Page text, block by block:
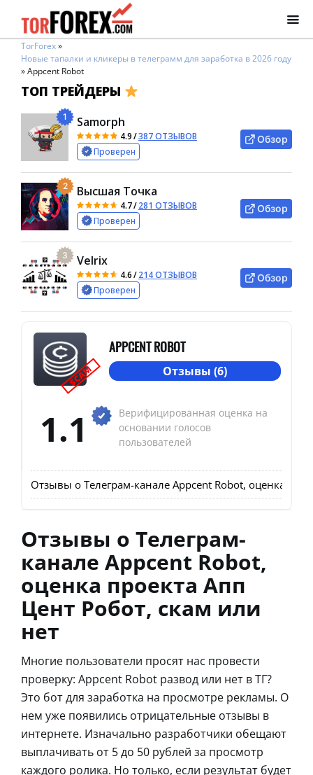
TorForex»
Новые тапалки и кликеры в телеграмм для заработка в 2026 году
»Appcent Robot
ТОП ТРЕЙДЕРЫ
1 Samorph
4.9/387 ОТЗЫВОВ
Проверен
Обзор
2 Высшая Точка
4.7/281 ОТЗЫВОВ
Проверен
Обзор
3 Velrix
4.6/214 ОТЗЫВОВ
Проверен
Обзор
SCAM
APPCENT ROBOT
Отзывы (6)
1.1
Верифицированная оценка на
основании голосов
пользователей
Отзывы о Телеграм-канале Appcent Robot, оценка
Отзывы о Телеграм-
канале Appcent Robot,
оценка проекта Апп
Цент Робот, скам или
нет
Многие пользователи просят нас провести
проверку: Appcent Robot развод или нет в ТГ?
Это бот для заработка на просмотре рекламы. О
нем уже появились отрицательные отзывы в
интернете. Изначально разработчики обещают
выплачивать от 5 до 50 рублей за просмотр
каждого ролика. Но только, если результат будет